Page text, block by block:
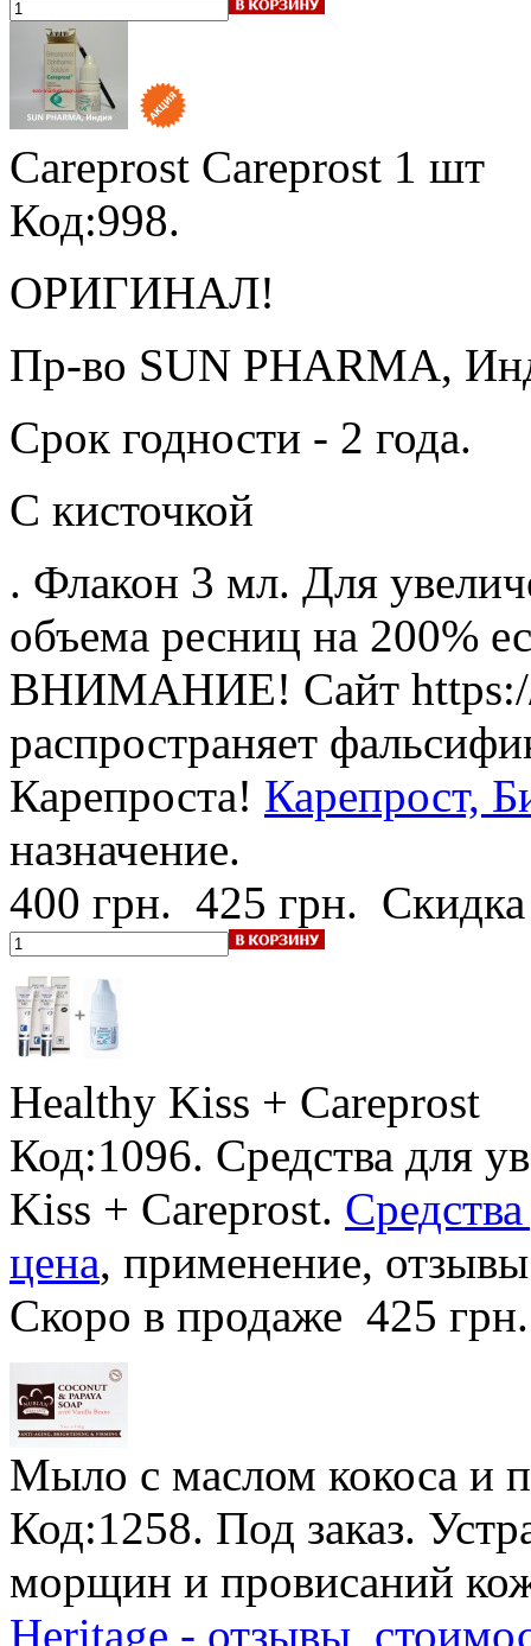
Careprost Careprost 1 шт
Код:998.
ОРИГИНАЛ!
Пр-во SUN PHARMA,
Срок годности - 2 года.
С кисточкой
. Флакон 3 мл. Для
объема ресниц на 200%
ВНИМАНИЕ! Сайт https://
распространяет
Карепроста! Карепрост,
назначение.
400 грн. 425 грн.
Healthy Kiss + Careprost
Код:1096. Средства для
Kiss + Careprost.
цена, применение,
Скоро в продаже 425
Мыло с маслом кокоса и
Код:1258. Под заказ.
морщин и провисаний
Heritage - отзывы,